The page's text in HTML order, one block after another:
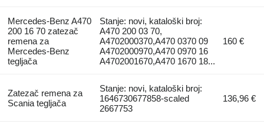
Mercedes-Benz A470
200 16 70 zatezač
remena za
Mercedes-Benz
tegljača
Stanje: novi, kataloški broj:
A470 200 03 70,
A4702000370,A470 0370 09
A4702000970,A470 0970 16
A4702001670,A470 1670 18...
160 €
Zatezač remena za
Scania tegljača
Stanje: novi, kataloški broj:
1646730677858-scaled
2667753
136,96 €